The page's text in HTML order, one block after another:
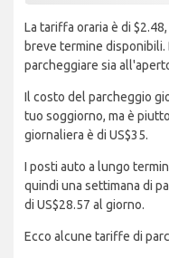
La tariffa oraria è di
breve termine
parcheggiare sia
Il costo del parcheggio
tuo soggiorno, ma è
giornaliera è di US$35.
I posti auto a lungo
quindi una settimana di
di US$28.57 al giorno.
Ecco alcune tariffe di